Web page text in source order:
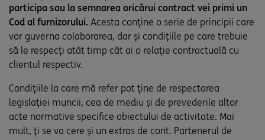
participa sau la semnarea oricărui contract vei primi un
Cod al furnizorului. Acesta conține o serie de principii care
vor guverna colaborarea, dar și condițiile pe care trebuie
să le respecți atât timp cât ai o relație contractuală cu
clientul respectiv.
Condițiile la care mă refer pot ține de respectarea
legislației muncii, cea de mediu și de prevederile altor
acte normative specifice obiectului de activitate. Mai
mult, ți se va cere și un extras de cont. Partenerul de